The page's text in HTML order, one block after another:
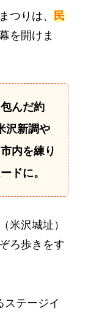
つりは、
民
を開けま
んだ約
沢新調や
内を練り
ドに。
米沢城址）
ろ歩きをす
ステージイ